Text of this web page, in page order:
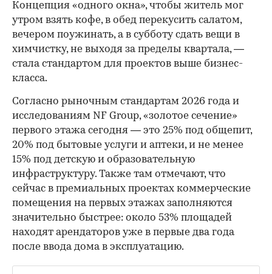
Концепция «одного окна», чтобы житель мог
утром взять кофе, в обед перекусить салатом,
вечером поужинать, а в субботу сдать вещи в
химчистку, не выходя за пределы квартала, —
стала стандартом для проектов выше бизнес-
класса.
Согласно рыночным стандартам 2026 года и
исследованиям NF Group, «золотое сечение»
первого этажа сегодня — это 25% под общепит,
20% под бытовые услуги и аптеки, и не менее
15% под детскую и образовательную
инфраструктуру. Также там отмечают, что
сейчас в премиальных проектах коммерческие
помещения на первых этажах заполняются
значительно быстрее: около 53% площадей
находят арендаторов уже в первые два года
после ввода дома в эксплуатацию.